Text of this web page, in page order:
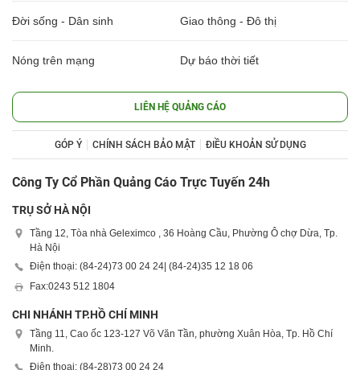
Đời sống - Dân sinh Giao thông - Đô thị
Nóng trên mạng Dự báo thời tiết
LIÊN HỆ QUẢNG CÁO
GÓP Ý CHÍNH SÁCH BẢO MẬT ĐIỀU KHOẢN SỬ DỤNG
Công Ty Cổ Phần Quảng Cáo Trực Tuyến 24h
TRỤ SỞ HÀ NỘI
Tầng 12, Tòa nhà Geleximco , 36 Hoàng Cầu, Phường Ô chợ Dừa, Tp.
Hà Nội
Điện thoại: (84-24)73 00 24 24 | (84-24)35 12 18 06
Fax:0243 512 1804
CHI NHÁNH TP.HỒ CHÍ MINH
Tầng 11, Cao ốc 123-127 Võ Văn Tần, phường Xuân Hòa, Tp. Hồ Chí
Minh.
Điện thoại: (84-28)73 00 24 24